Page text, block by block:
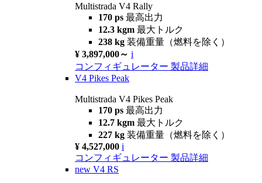
Multistrada V4 Rally
170 ps 最高出力
12.3 kgm 最大トルク
238 kg 装備重量（燃料を除く）
¥ 3,897,000～ i
コンフィギュレーター 製品詳細
V4 Pikes Peak
Multistrada V4 Pikes Peak
170 ps 最高出力
12.7 kgm 最大トルク
227 kg 装備重量（燃料を除く）
¥ 4,527,000 i
コンフィギュレーター 製品詳細
new V4 RS